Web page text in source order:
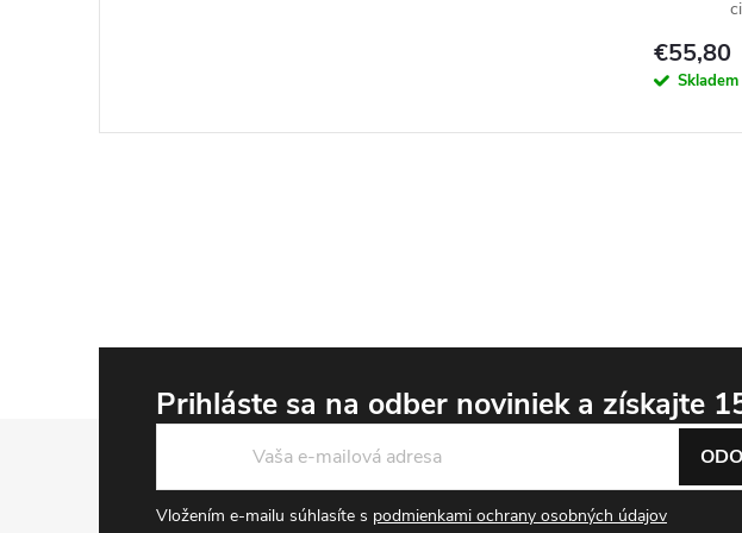
€55,80
Skladem
Prihláste sa na odber noviniek a získajte
Vložením e-mailu súhlasíte s podmienkami ochrany osobných údajov